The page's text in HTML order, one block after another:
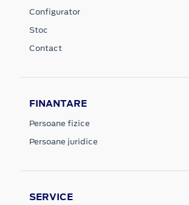
Configurator
Stoc
Contact
FINANTARE
Persoane fizice
Persoane juridice
SERVICE